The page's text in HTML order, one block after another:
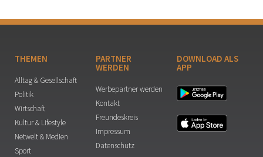
THEMEN
Alltag & Gesellschaft
Politik
Wirtschaft
Kultur & Lifestyle
Netwelt & Medien
Sport
PARTNER
WERDEN
Werbepartner werden
Kontakt
Freundeskreis
Impressum
Datenschutz
DOWNLOAD ALS
APP